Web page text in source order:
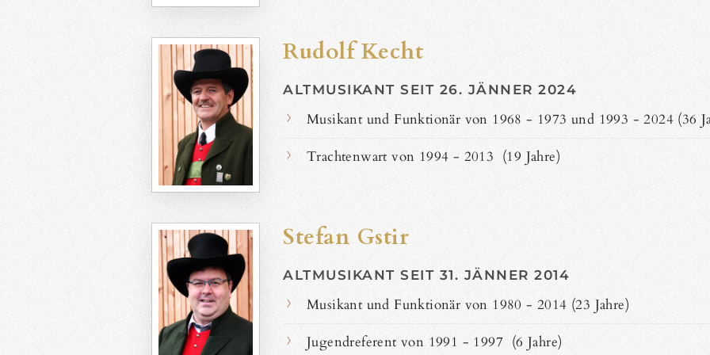
Rudolf Kecht
ALTMUSIKANT SEIT 26. JÄNNER 2024
Musikant und Funktionär von 1968 - 1973 und 1993 - 2024 (36
Trachtenwart von 1994 - 2013 (19 Jahre)
Stefan Gstir
ALTMUSIKANT SEIT 31. JÄNNER 2014
Musikant und Funktionär von 1980 - 2014 (23 Jahre)
Jugendreferent von 1991 - 1997 (6 Jahre)